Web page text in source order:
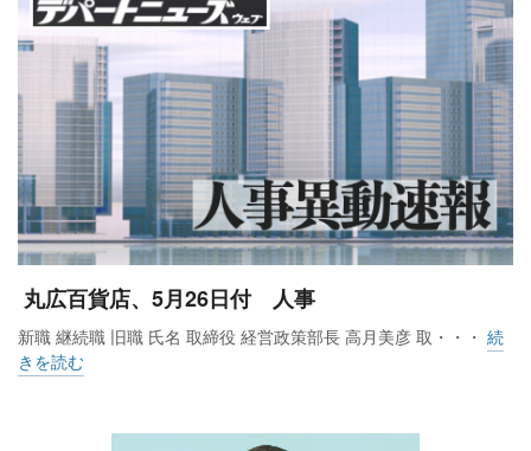
地域最大級のベビー休憩室は設備が充実してい
る
5階は「ウェルビーイングなトキ」で、西川の「ねむりの相談
る睡眠測定で接客の質を高めた。後者は季節ごとの提案を強
丸広百貨店、5月26日付 人事
新職 継続職 旧職 氏名 取締役 経営政策部長 高月美彦 取・・・ 続
きを読む